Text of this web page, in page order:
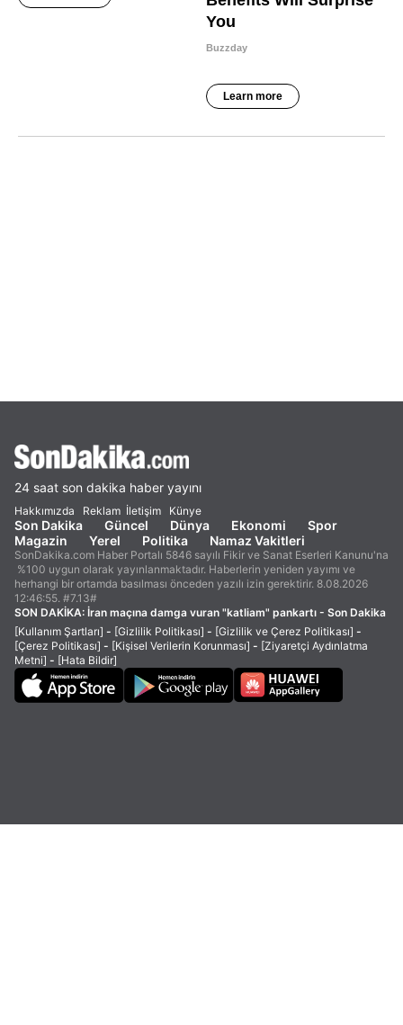
24 saat son dakika haber yayını
Hakkımızda Reklam İletişim Künye
Son Dakika Güncel Dünya Ekonomi
Spor
Magazin
Yerel Politika Namaz Vakitleri
SonDakika.com Haber Portalı 5846 sayılı Fikir ve Sanat Eserleri Kanunu'na
%100 uygun olarak yayınlanmaktadır. Haberlerin yeniden yayımı ve
herhangi bir ortamda basılması önceden yazılı izin gerektirir. 8.08.2026
12:46:55. #7.13#
SON DAKİKA: İran maçına damga vuran "katliam" pankartı - Son Dakika
[Kullanım Şartları] - [Gizlilik Politikası] - [Gizlilik ve Çerez Politikası] -
[Çerez Politikası] - [Kişisel Verilerin Korunması] - [Ziyaretçi Aydınlatma
Metni] - [Hata Bildir]